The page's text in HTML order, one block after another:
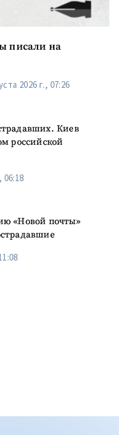
писали на
2026 г., 07:26
Киев
российской
06:18
«Новой почты»